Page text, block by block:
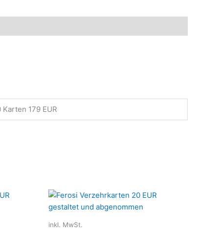
179 EUR
Dieses
inkl. MwSt.